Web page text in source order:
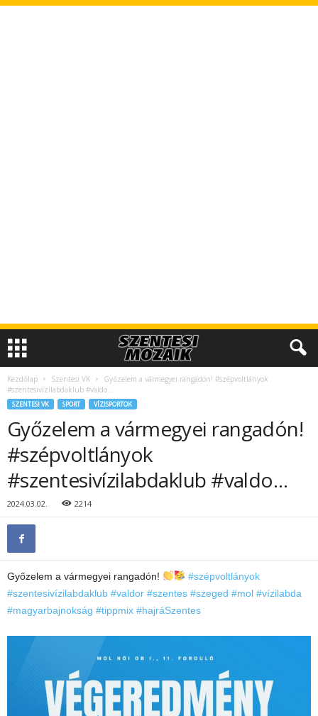
Kezdőlap Szentesi VK
Győzelem a vármegyei rangadón! #szépvoltlányok
#szentesivízilabdaklub #valdo…
SZENTESI VK SPORT VÍZISPORTOK
Győzelem a vármegyei rangadón!
#szépvoltlányok
#szentesivízilabdaklub #valdo…
2024.03.02. 2214
Győzelem a vármegyei rangadón!
#szépvoltlányok
#szentesivízilabdaklub #valdor #szentes #szeged #mol #vízilabda
#magyarbajnokság #tippmix #hajráSzentes